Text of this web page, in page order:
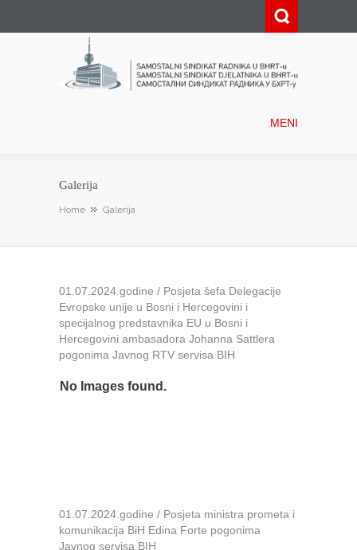
MENI
Galerija
Home Galerija
01.07.2024.godine / Posjeta šefa Delegacije
Evropske unije u Bosni i Hercegovini i
specijalnog predstavnika EU u Bosni i
Hercegovini ambasadora Johanna Sattlera
pogonima Javnog RTV servisa BIH
No Images found.
01.07.2024.godine / Posjeta ministra prometa i
komunikacija BiH Edina Forte pogonima
Javnog servisa BIH